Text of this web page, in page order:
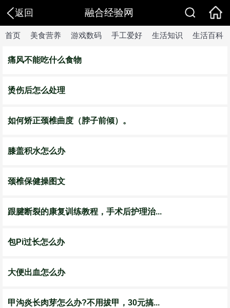
返回 融合经验网
首页 美食营养 游戏数码 手工爱好 生活知识 生活百科
痛风不能吃什么食物
烫伤后怎么处理
如何矫正颈椎曲度（脖子前倾）。
膝盖积水怎么办
颈椎保健操图文
跟腱断裂的康复训练教程，手术后护理治...
包Pi过长怎么办
大便出血怎么办
甲沟炎长肉芽怎么办?不用拔甲，30元搞...